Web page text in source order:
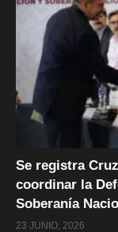
Se registra
coordinar la
Soberanía
23 JUNIO, 2026